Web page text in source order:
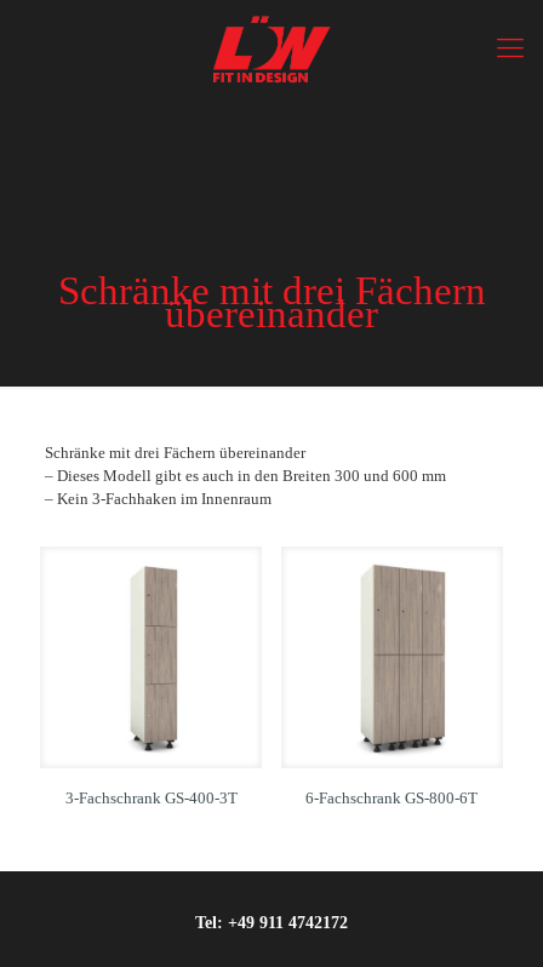
Schränke mit drei Fächern
übereinander
Schränke mit drei ­Fächern ­übereinander
– Dieses Modell gibt es auch in den Breiten 300 und 600 mm
– Kein 3-Fachhaken im Innenraum
3-Fachschrank GS-400-3T 6-Fachschrank GS-800-6T
Tel: +49 911 4742172